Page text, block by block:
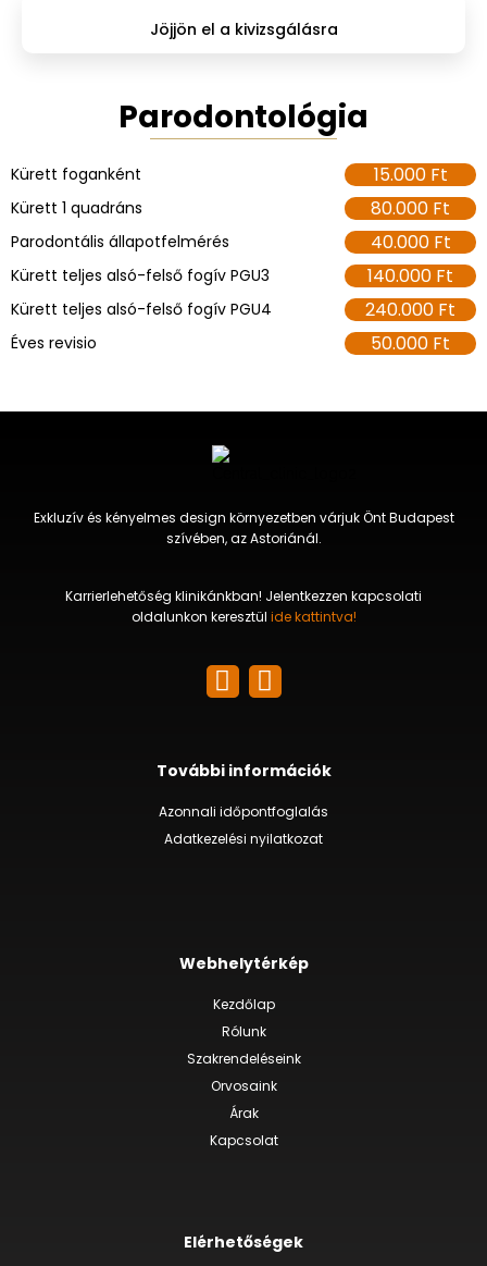
Jöjjön el a kivizsgálásra
Parodontológia
Kürett foganként 15.000 Ft
Kürett 1 quadráns 80.000 Ft
Parodontális állapotfelmérés 40.000 Ft
Kürett teljes alsó-felső fogív PGU3 140.000 Ft
Kürett teljes alsó-felső fogív PGU4 240.000 Ft
Éves revisio 50.000 Ft
Exkluzív és kényelmes design környezetben várjuk Önt Budapest
szívében, az Astoriánál.
Karrierlehetőség klinikánkban! Jelentkezzen kapcsolati
oldalunkon keresztül ide kattintva!
További információk
Azonnali időpontfoglalás
Adatkezelési nyilatkozat
Webhelytérkép
Kezdőlap
Rólunk
Szakrendeléseink
Orvosaink
Árak
Kapcsolat
Elérhetőségek